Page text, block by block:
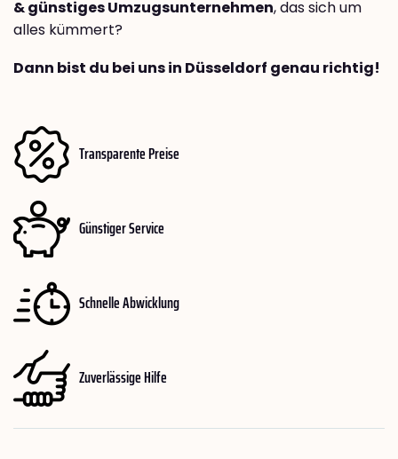
& günstiges Umzugsunternehmen, das sich um
alles kümmert?
Dann bist du bei uns in Düsseldorf genau richtig!
Transparente Preise
Günstiger Service
Schnelle Abwicklung
Zuverlässige Hilfe